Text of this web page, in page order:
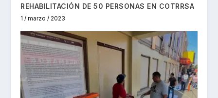
REHABILITACIÓN DE 50 PERSONAS EN COTRRSA
1 / marzo / 2023